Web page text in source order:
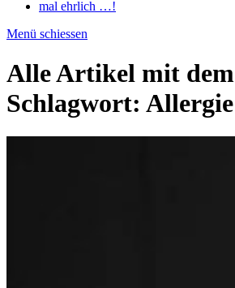
mal ehrlich …!
Menü schiessen
Alle Artikel mit dem
Schlagwort: Allergie